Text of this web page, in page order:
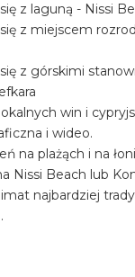
z laguną - Nissi
z miejscem
z górskimi
win i
i wideo.
na plażąch i na
Nissi Beach lub
najbardziej